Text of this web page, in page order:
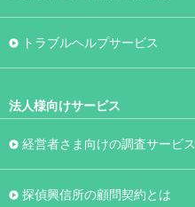
トラブルヘルプサービス
法人様向けサービス
経営者さま向けの調査サービス
探偵興信所の顧問契約とは